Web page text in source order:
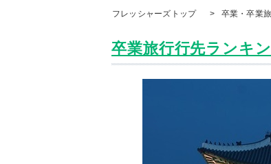
フレッシャーズトップ > 卒業・卒業
卒業旅行行先ランキ